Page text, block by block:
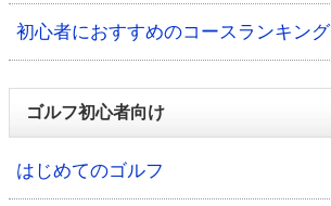
初心者におすすめのコースランキング
ゴルフ初心者向け
はじめてのゴルフ